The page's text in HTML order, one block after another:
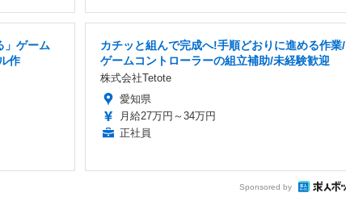
」ゲーム
作
カチッと組んで完成へ!手順どおりに進める作業/
ゲームコントローラーの組立補助/未経験歓迎
株式会社Tetote
愛知県
月給27万円～34万円
正社員
Sponsored by